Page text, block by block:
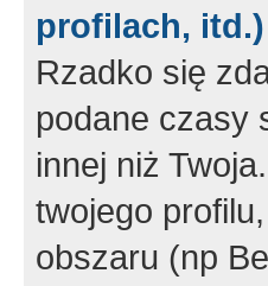
profilach, itd.)
Rzadko się
podane czasy
innej niż
twojego
obszaru (np